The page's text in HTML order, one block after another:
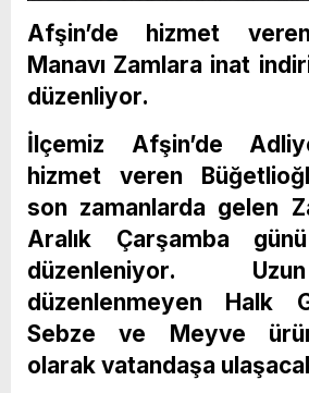
Afşin’de hizmet
Manavı Zamlara inat
düzenliyor.
İlçemiz Afşin’de
hizmet veren
son zamanlarda gelen
Aralık Çarşamba
düzenleniyor.
düzenlenmeyen Halk
Sebze ve Meyve
olarak vatandaşa